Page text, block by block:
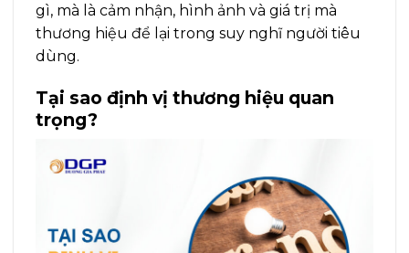
gì, mà là cảm nhận, hình ảnh và giá trị mà
thương hiệu để lại trong suy nghĩ người tiêu
dùng.
Tại sao định vị thương hiệu quan
trọng?